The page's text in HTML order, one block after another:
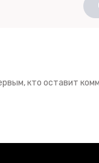
кто оставит